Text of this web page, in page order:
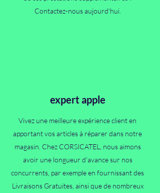
Contactez-nous aujourd'hui.
expert apple
Vivez une meilleure expérience client en
apportant vos articles à réparer dans notre
magasin. Chez CORSICATEL, nous aimons
avoir une longueur d'avance sur nos
concurrents, par exemple en fournissant des
Livraisons Gratuites, ainsi que de nombreux